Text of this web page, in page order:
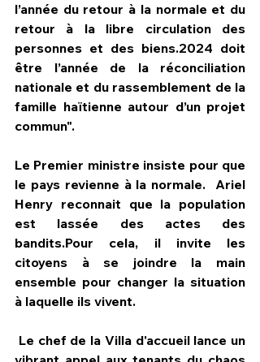
l’année du retour à la normale et du
retour à la libre circulation des
personnes et des biens.2024 doit
être l’année de la réconciliation
nationale et du rassemblement de la
famille haïtienne autour d’un projet
commun".
Le Premier ministre insiste pour que
le pays revienne à la normale.  Ariel
Henry reconnait que la population
est lassée des actes des
bandits.Pour cela, il invite les
citoyens à se joindre la main
ensemble pour changer la situation
à laquelle ils vivent.
Le chef de la Villa d'accueil lance un